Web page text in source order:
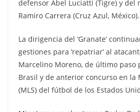
defensor Abel Luciatti (Tigre) y del
Ramiro Carrera (Cruz Azul, México).
La dirigencia del ‘Granate’
gestiones para ‘repatriar’ al
Marcelino Moreno, de último paso
Brasil y de anterior concurso en la
(MLS) del fútbol de los Estados